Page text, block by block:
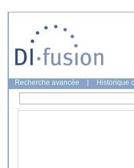
Recherche avancée Historique